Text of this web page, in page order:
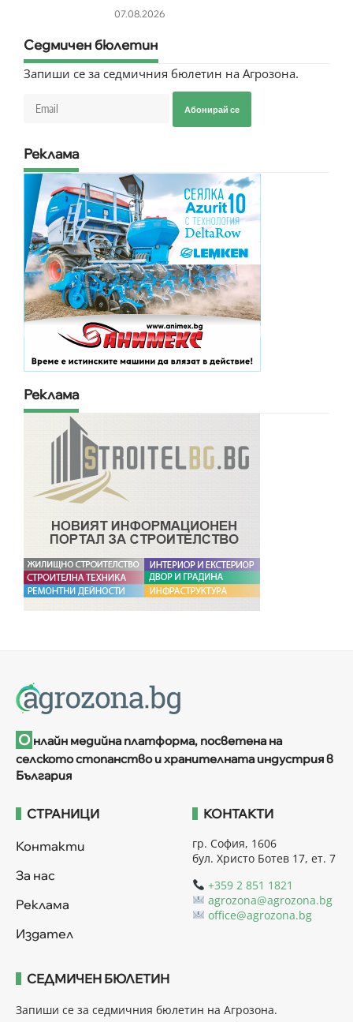
07.08.2026
Седмичен бюлетин
Запиши се за седмичния бюлетин на Агрозона.
Абонирай се
Реклама
Реклама
О нлайн медийна платформа, посветена на
селското стопанство и хранителната индустрия в
България
СТРАНИЦИ
Контакти
За нас
Реклама
Издател
КОНТАКТИ
гр. София, 1606
бул. Христо Ботев 17, ет. 7
+359 2 851 1821
agrozona@agrozona.bg
office@agrozona.bg
СЕДМИЧЕН БЮЛЕТИН
Запиши се за седмичния бюлетин на Агрозона.